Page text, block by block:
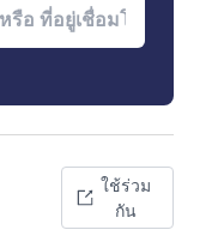
ใช้ร่วม
กัน